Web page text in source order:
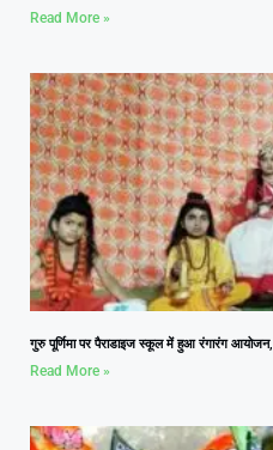
Read More »
गुरु पूर्णिमा पर पैराडाइज स्कूल में हुआ रंगारंग
Read More »